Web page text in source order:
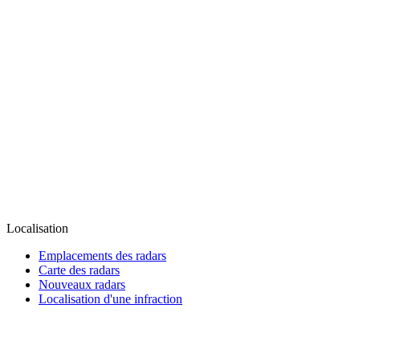
Localisation
Emplacements des radars
Carte des radars
Nouveaux radars
Localisation d'une infraction